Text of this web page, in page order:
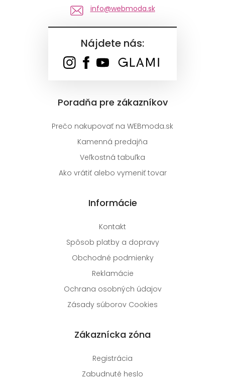
info@webmoda.sk
Nájdete nás:
Poradňa pre zákazníkov
Prečo nakupovať na WEBmoda.sk
Kamenná predajňa
Veľkostná tabuľka
Ako vrátiť alebo vymeniť tovar
Informácie
Kontakt
Spôsob platby a dopravy
Obchodné podmienky
Reklamácie
Ochrana osobných údajov
Zásady súborov Cookies
Zákaznícka zóna
Registrácia
Zabudnuté heslo